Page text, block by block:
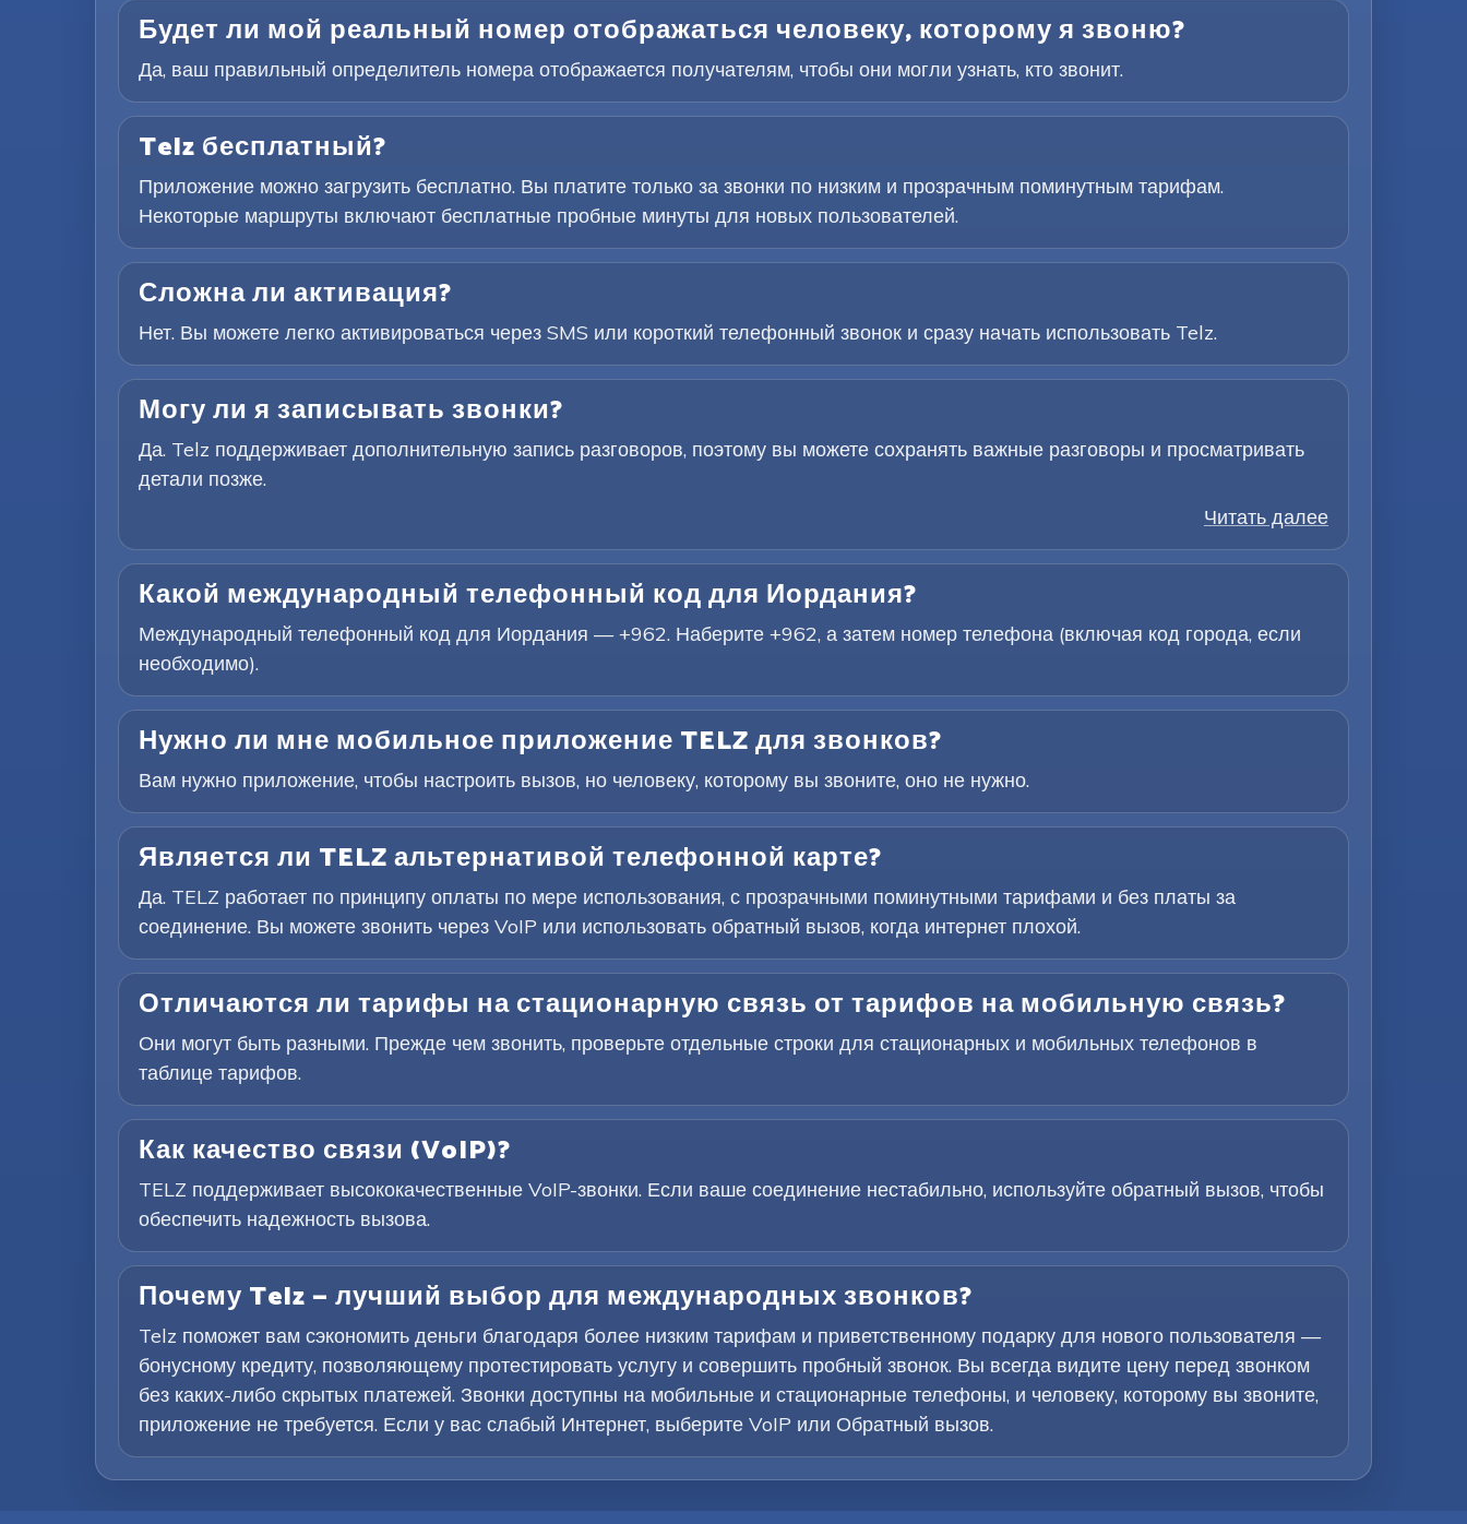
Будет ли мой реальный номер отображаться человеку, которому я звоню?
Да, ваш правильный определитель номера отображается получателям, чтобы они могли узнать, кто звонит.
Telz бесплатный?
Приложение можно загрузить бесплатно. Вы платите только за звонки по низким и прозрачным поминутным тарифам.
Некоторые маршруты включают бесплатные пробные минуты для новых пользователей.
Сложна ли активация?
Нет. Вы можете легко активироваться через SMS или короткий телефонный звонок и сразу начать использовать Telz.
Могу ли я записывать звонки?
Да. Telz поддерживает дополнительную запись разговоров, поэтому вы можете сохранять важные разговоры и просматривать
детали позже.
Читать далее
Какой международный телефонный код для Иордания?
Международный телефонный код для Иордания — +962. Наберите +962, а затем номер телефона (включая код города, если
необходимо).
Нужно ли мне мобильное приложение TELZ для звонков?
Вам нужно приложение, чтобы настроить вызов, но человеку, которому вы звоните, оно не нужно.
Является ли TELZ альтернативой телефонной карте?
Да. TELZ работает по принципу оплаты по мере использования, с прозрачными поминутными тарифами и без платы за
соединение. Вы можете звонить через VoIP или использовать обратный вызов, когда интернет плохой.
Отличаются ли тарифы на стационарную связь от тарифов на мобильную связь?
Они могут быть разными. Прежде чем звонить, проверьте отдельные строки для стационарных и мобильных телефонов в
таблице тарифов.
Как качество связи (VoIP)?
TELZ поддерживает высококачественные VoIP-звонки. Если ваше соединение нестабильно, используйте обратный вызов, чтобы
обеспечить надежность вызова.
Почему Telz — лучший выбор для международных звонков?
Telz поможет вам сэкономить деньги благодаря более низким тарифам и приветственному подарку для нового пользователя —
бонусному кредиту, позволяющему протестировать услугу и совершить пробный звонок. Вы всегда видите цену перед звонком
без каких-либо скрытых платежей. Звонки доступны на мобильные и стационарные телефоны, и человеку, которому вы звоните,
приложение не требуется. Если у вас слабый Интернет, выберите VoIP или Обратный вызов.